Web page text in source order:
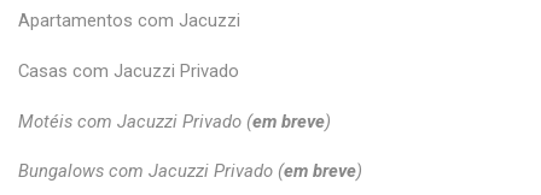
Apartamentos com Jacuzzi
Casas com Jacuzzi Privado
Motéis com Jacuzzi Privado (em breve)
Bungalows com Jacuzzi Privado (em breve)